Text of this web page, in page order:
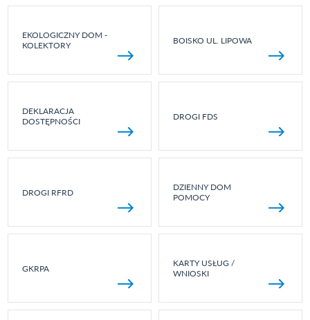
EKOLOGICZNY DOM -
KOLEKTORY
BOISKO UL. LIPOWA
DEKLARACJA
DOSTĘPNOŚCI
DROGI FDS
DROGI RFRD
DZIENNY DOM
POMOCY
GKRPA
KARTY USŁUG /
WNIOSKI